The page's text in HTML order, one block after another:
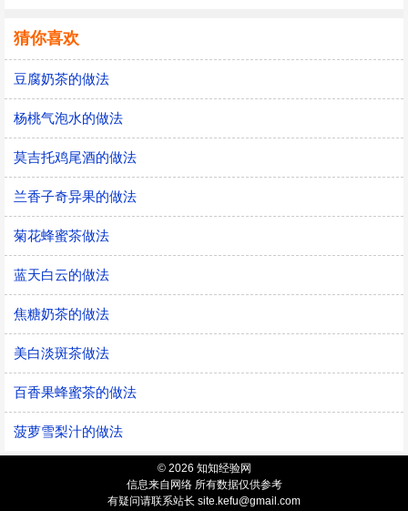
猜你喜欢
豆腐奶茶的做法
杨桃气泡水的做法
莫吉托鸡尾酒的做法
兰香子奇异果的做法
菊花蜂蜜茶做法
蓝天白云的做法
焦糖奶茶的做法
美白淡斑茶做法
百香果蜂蜜茶的做法
菠萝雪梨汁的做法
© 2026 知知经验网
信息来自网络 所有数据仅供参考
有疑问请联系站长 site.kefu@gmail.com